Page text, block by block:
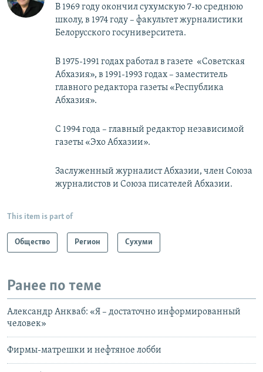
В 1969 году окончил сухумскую 7-ю среднюю
школу, в 1974 году – факультет журналистики
Белорусского госуниверситета.
В 1975-1991 годах работал в газете «Советская
Абхазия», в 1991-1993 годах – заместитель
главного редактора газеты «Республика
Абхазия».
С 1994 года – главный редактор независимой
газеты «Эхо Абхазии».
Заслуженный журналист Абхазии, член Союза
журналистов и Союза писателей Абхазии.
This item is part of
Общество Регион Сухуми
Ранее по теме
Александр Анкваб: «Я – достаточно информированный
человек»
Фирмы-матрешки и нефтяное лобби